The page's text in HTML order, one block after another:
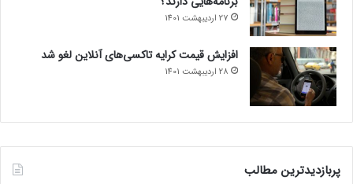
27 اردیبهشت 1401
افزایش قیمت کرایه تاکسی‌های آنلاین لغو شد
28 اردیبهشت 1401
پربازدیدترین مطالب